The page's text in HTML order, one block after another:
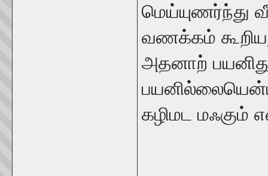
மெய்யுணர்ந்து
வணக்கம்
அதனாற்
கழிமட மஃகும்